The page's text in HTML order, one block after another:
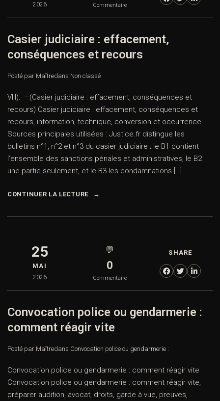
2026 Commentaire
Casier judiciaire : effacement,
conséquences et recours
Posté par Maîtredans Non classé
VIII). –(Casier judiciaire : effacement, conséquences et
recours) Casier judiciaire : effacement, conséquences et
recours, information, technique, conversion et occurrence
Sources principales utilisées : Justice.fr distingue les
bulletins n°1, n°2 et n°3 du casier judiciaire ; le B1 contient
l’ensemble des sanctions pénales et administratives, le B2
une partie seulement, et le B3 les condamnations […]
CONTINUER LA LECTURE
25
MAI
2026
💬
0
Commentaire
SHARE
Convocation police ou gendarmerie :
comment réagir vite
Posté par Maîtredans Convocation police ou gendarmerie :
Convocation police ou gendarmerie : comment réagir vite
Convocation police ou gendarmerie : comment réagir vite,
préparer audition, avocat, droits, garde à vue, preuves,